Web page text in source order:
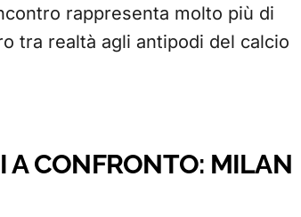
rappresenta molto più di
tra realtà agli antipodi del calcio
A CONFRONTO: MILAN